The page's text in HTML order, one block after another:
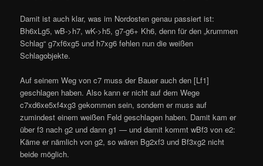
Damit ist auch klar, was im Nordosten genau passiert ist:
Bh6xLg5, wB->h7, wK->h5, g7-g6+ Kh6, denn für den „krummen
Schlag“ g7xf6xg5 und h7xg6 fehlen nun die weißen
Schlagobjekte.
Auf seinem Weg von c7 muss der Bauer auch den [Lf1]
geschlagen haben. Also kann er nicht auf dem Wege
c7xd6xe5xf4xg3 gekommen sein, sondern er muss auf
zumindest einem weißen Feld geschlagen haben. Damit kam er
über f3 nach g2 und dann g1 — und damit kommt wBf3 von e2:
Käme er nämlich von g2, so wären Bg2xf3 und Bf3xg2 nicht
beide möglich.